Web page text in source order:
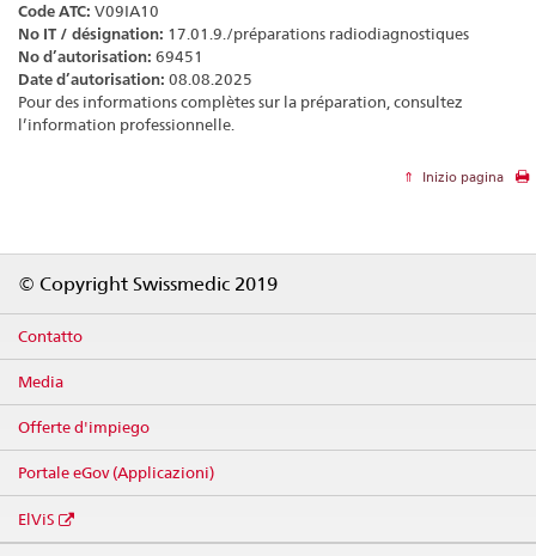
Code ATC: V09IA10
No IT / désignation: 17.01.9./préparations radiodiagnostiques
No d’autorisation: 69451
Date d’autorisation: 08.08.2025
Pour des informations complètes sur la préparation, consultez
l’information professionnelle.
Inizio pagina
© Copyright Swissmedic 2019
Contatto
Media
Offerte d'impiego
Portale eGov (Applicazioni)
ElViS